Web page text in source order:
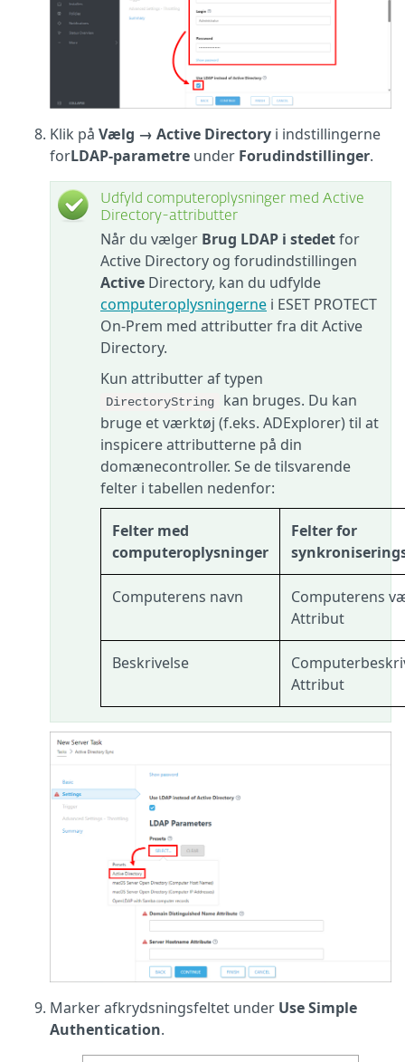
Klik på Vælg → Active Directory i indstillingerne
forLDAP-parametre under Forudindstillinger.
Udfyld computeroplysninger med Active
Directory-attributter
Når du vælger Brug LDAP i stedetfor
Active Directory og forudindstillingen
Active Directory, kan du udfylde
computeroplysningerne i ESET PROTECT
On-Prem med attributter fra dit Active
Directory.
Kun attributter af typen
DirectoryString
kan bruges. Du kan
bruge et værktøj (f.eks. ADExplorer) til at
inspicere attributterne på din
domænecontroller. Se de tilsvarende
felter i tabellen nedenfor:
Felter med
computeroplysninger
Felter for
Computerens navn
Computerens
Attribut
Beskrivelse
Attribut
Marker afkrydsningsfeltet under Use Simple
Authentication.